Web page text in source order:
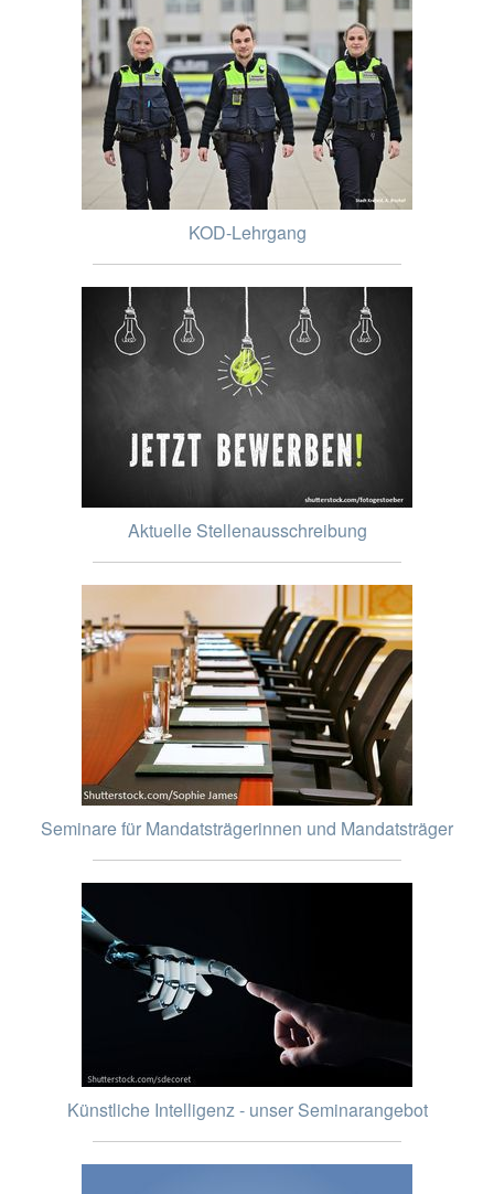
KOD-Lehrgang
Aktuelle Stellenausschreibung
Seminare für Mandatsträgerinnen und Mandatsträger
Künstliche Intelligenz - unser Seminarangebot